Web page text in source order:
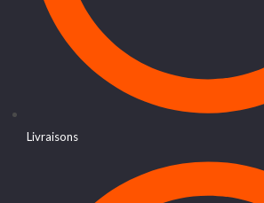
Livraisons